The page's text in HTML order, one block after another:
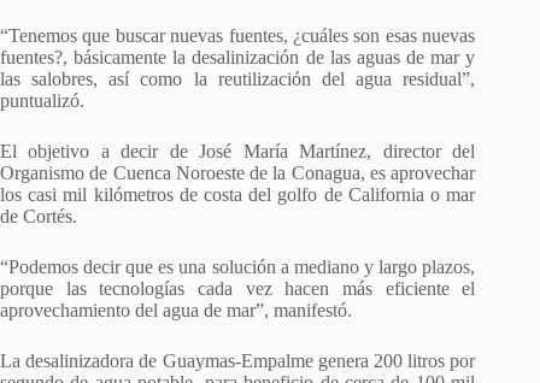
“Tenemos que buscar nuevas fuentes, ¿cuáles son esas nuevas
fuentes?, básicamente la desalinización de las aguas de mar y
las salobres, así como la reutilización del agua residual”,
puntualizó.
El objetivo a decir de José María Martínez, director del
Organismo de Cuenca Noroeste de la Conagua, es aprovechar
los casi mil kilómetros de costa del golfo de California o mar
de Cortés.
“Podemos decir que es una solución a mediano y largo plazos,
porque las tecnologías cada vez hacen más eficiente el
aprovechamiento del agua de mar”, manifestó.
La desalinizadora de Guaymas-Empalme genera 200 litros por